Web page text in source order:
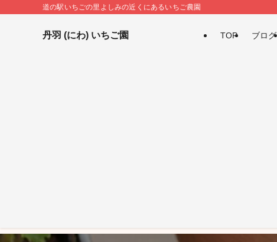
道の駅いちごの里よしみの近くにあるいちご農園
丹羽 (にわ) いちご園 TOP ブログ